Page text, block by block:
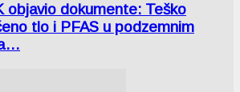
objavio dokumente: Teško
tlo i PFAS u podzemnim